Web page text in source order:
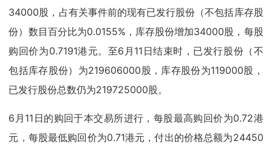
34000股，占有关事件前的现有已发行股份（不包括库存股
份）数目百分比为0.0155%，库存股份增加34000股，每股
购回价为0.7191港元。至6月11日结束时，已发行股份（不
包括库存股份）为219606000股，库存股份为119000股，
已发行股份总数仍为219725000股。
6月11日的购回于本交易所进行，每股最高购回价为0.72港
元，每股最低购回价为0.71港元，付出的价格总额为24450